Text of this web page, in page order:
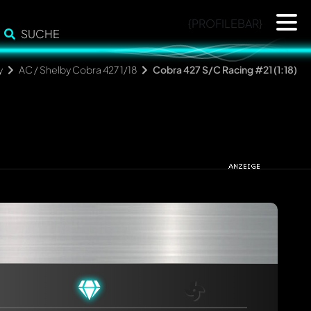
SUCHE
{PROFILEBAR}
AC / Shelby Cobra 427 1/18 Cobra 427 S/C Racing #21 (1:18)
Sie werden dann automatisch darüber informiert.